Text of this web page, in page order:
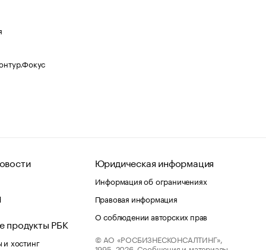
продукты РБК
хостинг
Юридическая информация
Информация об ограничениях
Правовая информация
О соблюдении авторских прав
© АО «РОСБИЗНЕСКОНСАЛТИНГ»,